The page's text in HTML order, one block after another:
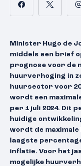
Minister Hugo de
middels een brief
prognose voor de
huurverhoging in
huursector voor
wordt een
per 1 juli 2024. Dit
huidige
wordt de
laagste
inflatie. Voor het
mogelijke